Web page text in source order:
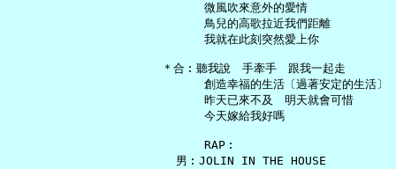
       微風吹來意外的愛情
       鳥兒的高歌拉近我們距離
       我就在此刻突然愛上你
＊合︰聽我說　手牽手　跟我一起走
       創造幸福的生活〔過著安定的生活〕
       昨天已來不及　明天就會可惜
       今天嫁給我好嗎
       RAP︰
   男︰JOLIN IN THE HOUSE